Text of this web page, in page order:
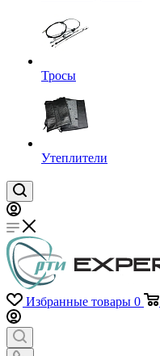
Тросы
Утеплители
Избранные товары 0